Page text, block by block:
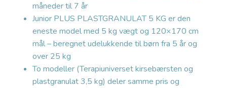
måneder til 7 år
Junior PLUS PLASTGRANULAT 5 KG er den
eneste model med 5 kg vægt og 120×170 cm
mål – beregnet udelukkende til børn fra 5 år og
over 25 kg
To modeller (Terapiuniverset kirsebærsten og
plastgranulat 3,5 kg) deler samme pris og